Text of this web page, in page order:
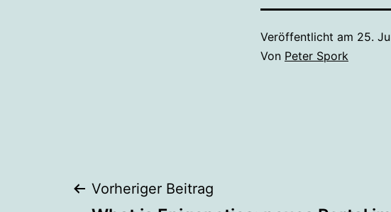
Veröffentlicht am 25.
Von Peter Spork
Beitragsnavigation
Vorheriger Beitrag